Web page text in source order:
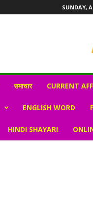
SUNDAY,
समाचार CURRENT
ENGLISH WORD
HINDI SHAYARI